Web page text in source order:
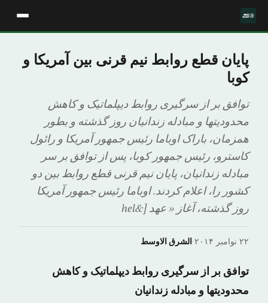
پایان قطع روابط نیم قرنی بین آمریکا و
کوبا
توافق بر از سرگیری روابط دیپلماتیک و کاهش
محدودیتها و مبادله زندانیان روز گذشته و بطور
همزمان، باراک اوباما رئیس جمهور آمریکا و رائول
کاسترو، رئیس جمهور کوبا، پس از توافق بر سر
مبادله زندانیان، پایان نیم قرنی قطع روابط بین دو
کشور را، اعلام کردند. اوباما رئیس جمهور آمریکا
روز گذشته، آغاز « عهد [&hel
الشرق الاوسط· ۲۲ نوامبر ۲۰۱۴
توافق بر از سرگیری روابط دیپلماتیک و کاهش
محدودیتها و مبادله زندانیان